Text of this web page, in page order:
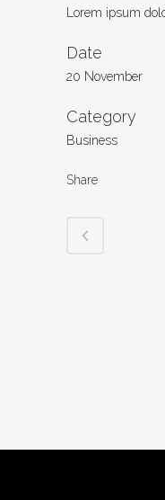
Lorem ipsum
Date
20 November
Category
Business
Share